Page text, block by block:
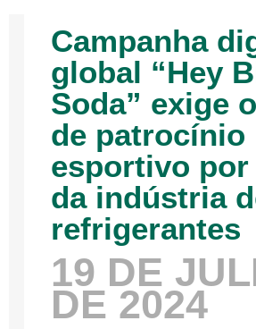
Campanha
global “Hey
Soda” exige
de patrocínio
esportivo por
da indústria
refrigerantes
19 DE
DE 2024